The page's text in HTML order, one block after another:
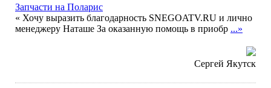
Запчасти на Поларис
« Хочу выразить благодарность SNEGOATV.RU и лично
менеджеру Наташе За оказанную помощь в приобр ...»
Сергей Якутск